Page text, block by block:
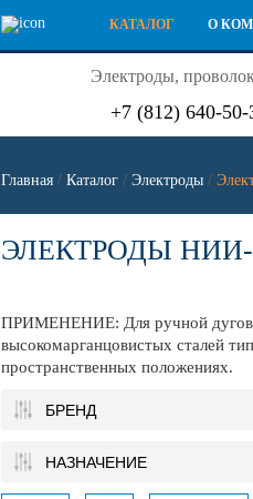
КАТАЛОГ О
Электроды,
+7 (812) 640-50-
Главная / Каталог / Электроды /
ЭЛЕКТРОДЫ НИИ-
ПРИМЕНЕНИЕ: Для ручной дуговой
высокомарганцовистых сталей
пространственных положениях.
БРЕНД
НАЗНАЧЕНИЕ